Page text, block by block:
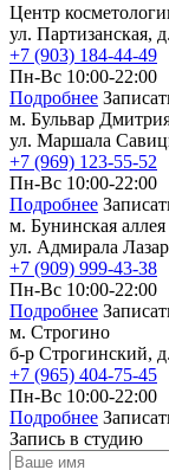
м. Молодёжная м.
аллея м. Строгино
Записаться
Центр
ул. Партизанская,
+7 (903) 184-44-49
Пн-Вс 10:00-22:00
Подробнее
м. Бульвар
ул. Маршала
+7 (969) 123-55-52
Пн-Вс 10:00-22:00
Подробнее
м. Бунинская аллея
ул. Адмирала
+7 (909) 999-43-38
Пн-Вс 10:00-22:00
Подробнее
м. Строгино
б-р Строгинский,
+7 (965) 404-75-45
Пн-Вс 10:00-22:00
Подробнее
Запись в студию